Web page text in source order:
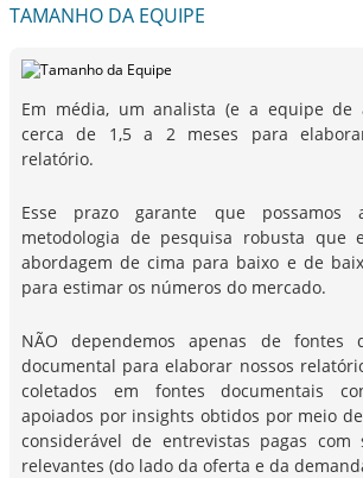
TAMANHO DA EQUIPE
Em média, um analista (e a equipe de
cerca de 1,5 a 2 meses para
relatório.
Esse prazo garante que possamos
metodologia de pesquisa robusta que
abordagem de cima para baixo e de
para estimar os números do mercado.
NÃO dependemos apenas de fontes
documental para elaborar nossos
coletados em fontes documentais
apoiados por insights obtidos por meio
considerável de entrevistas pagas com
relevantes (do lado da oferta e da